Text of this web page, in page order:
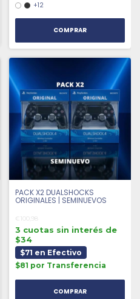
+12
COMPRAR
PACK X2 DUALSHOCKS
ORIGINALES | SEMINUEVOS
€100,98
3 cuotas sin interés de
$34
$71 en Efectivo
$81 por Transferencia